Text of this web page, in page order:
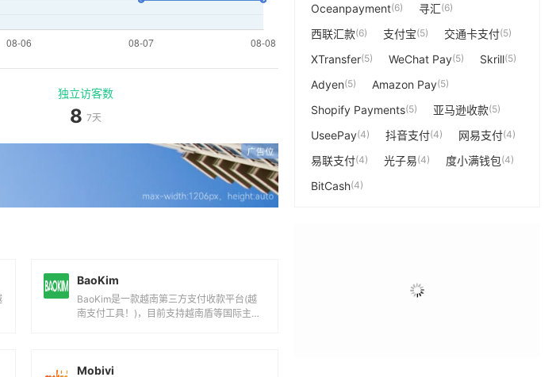
BaoKim是一款越南第三方支付收款平台(越
Mobivi
Mobivi是一款越南第三方支付收款平台(越南
大型支付工具！)，目前支持越南盾等国际主
流货币之间的电子支付、转账和汇款服...
OnePay
Oceanpayment(6) 寻汇(6)
西联汇款(6) 支付宝(5) 交通卡支付(5)
XTransfer(5) WeChat Pay(5) Skrill(5)
Adyen(5) Amazon Pay(5)
Shopify Payments(5) 亚马逊收款(5)
UseePay(4) 抖音支付(4) 网易支付(4)
易联支付(4) 光子易(4) 度小满钱包(4)
BitCash(4)